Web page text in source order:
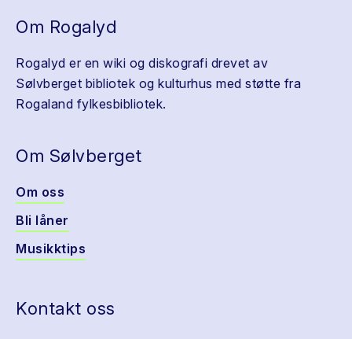
Om Rogalyd
Rogalyd er en wiki og diskografi drevet av
Sølvberget bibliotek og kulturhus med støtte fra
Rogaland fylkesbibliotek.
Om Sølvberget
Om oss
Bli låner
Musikktips
Kontakt oss